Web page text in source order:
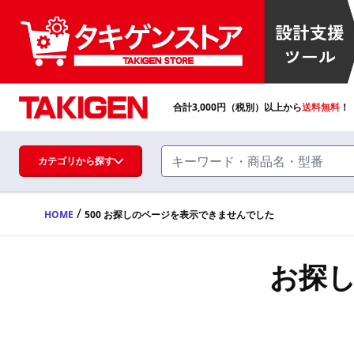
ハンドル・取手・つまみ・周辺機器
FA・A
合計3,000円（税別）以上から送料無料
カテゴリから探す
HOME / 500 お探しのページを表示できませんでした
お探